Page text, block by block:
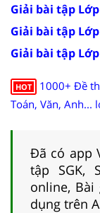
Giải bài tập
Giải bài tập
Giải bài tập
HOT
1000+ Đề
Toán, Văn, Anh...
Đã có app
tập SGK,
online, Bài
dụng trên